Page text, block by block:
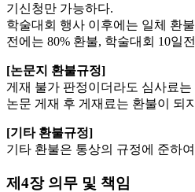
기신청만 가능하다.
학술대회 행사 이후에는 일체 환
전에는 80% 환불, 학술대회 10일
[논문지 환불규정]
게재 불가 판정이더라도 심사료
논문 게재 후 게재료는 환불이 되
[기타 환불규정]
기타 환불은 통상의 규정에 준하
제4장 의무 및 책임